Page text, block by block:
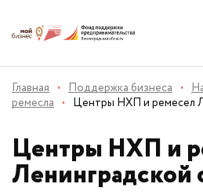
Главная · Поддержка бизнеса ·
ремесла · Центры НХП и ремесел
Центры НХП и
Ленинградской